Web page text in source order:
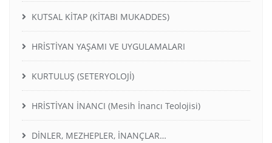
KUTSAL KİTAP (KİTABI MUKADDES)
HRİSTİYAN YAŞAMI VE UYGULAMALARI
KURTULUŞ (SETERYOLOJİ)
HRİSTİYAN İNANCI (Mesih İnancı Teolojisi)
DİNLER, MEZHEPLER, İNANÇLAR…